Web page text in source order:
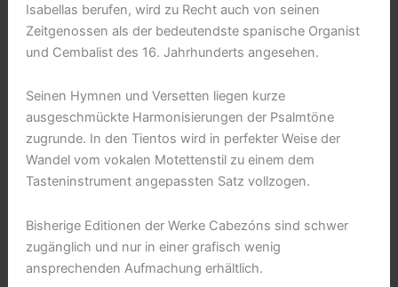
Isabellas berufen, wird zu Recht auch von seinen
Zeitgenossen als der bedeutendste spanische Organist
und Cembalist des 16. Jahrhunderts angesehen.
Seinen Hymnen und Versetten liegen kurze
ausgeschmückte Harmonisierungen der Psalmtöne
zugrunde. In den Tientos wird in perfekter Weise der
Wandel vom vokalen Motettenstil zu einem dem
Tasteninstrument angepassten Satz vollzogen.
Bisherige Editionen der Werke Cabezóns sind schwer
zugänglich und nur in einer grafisch wenig
ansprechenden Aufmachung erhältlich.